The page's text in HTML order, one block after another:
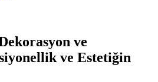
ve
ve Estetiğin